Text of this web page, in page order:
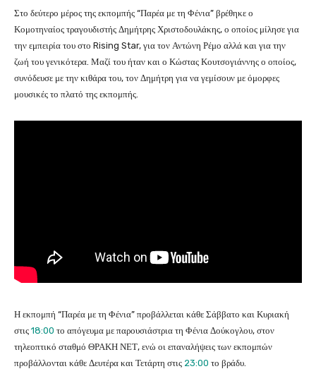
Στο δεύτερο μέρος της εκπομπής “Παρέα με τη Φένια” βρέθηκε ο
Κομοτηναίος τραγουδιστής Δημήτρης Χριστοδουλάκης, ο οποίος μίλησε για
την εμπειρία του στο Rising Star, για τον Αντώνη Ρέμο αλλά και για την
ζωή του γενικότερα. Μαζί του ήταν και ο Κώστας Κουτσογιάννης ο οποίος,
συνόδευσε με την κιθάρα του, τον Δημήτρη για να γεμίσουν με όμορφες
μουσικές το πλατό της εκπομπής.
Η εκπομπή “Παρέα με τη Φένια” προβάλλεται κάθε Σάββατο και Κυριακή
στις 18:00 το απόγευμα με παρουσιάστρια τη Φένια Δούκογλου, στον
τηλεοπτικό σταθμό ΘΡΑΚΗ ΝΕΤ, ενώ οι επαναλήψεις των εκπομπών
προβάλλονται κάθε Δευτέρα και Τετάρτη στις 23:00 το βράδυ.